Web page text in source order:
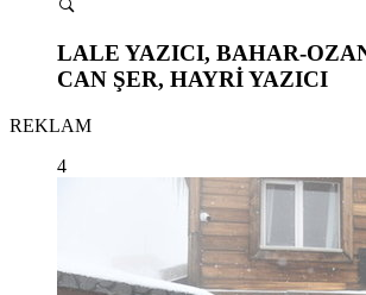
LALE YAZICI, BAHAR-
CAN ŞER, HAYRİ YAZICI
REKLAM
4